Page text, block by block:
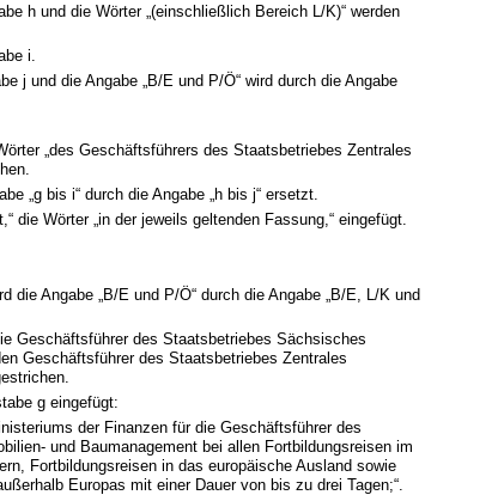
h und die Wörter „(einschließlich Bereich L/K)“ werden
i.
j und die Angabe „B/E und P/Ö“ wird durch die Angabe
„des Geschäftsführers des Staatsbetriebes Zentrales
„g bis i“ durch die Angabe „h bis j“ ersetzt.
die Wörter „in der jeweils geltenden Fassung,“ eingefügt.
die Angabe „B/E und P/Ö“ durch die Angabe „B/E, L/K und
Geschäftsführer des Staatsbetriebes Sächsisches
Geschäftsführer des Staatsbetriebes Zentrales
g eingefügt:
der Finanzen für die Geschäftsführer des
und Baumanagement bei allen Fortbildungsreisen im
Fortbildungsreisen in das europäische Ausland sowie
Europas mit einer Dauer von bis zu drei Tagen;“.